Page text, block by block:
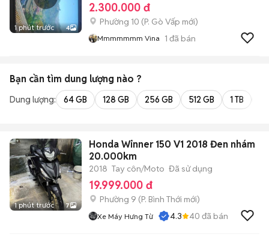
1 phút trước 4
2.300.000 đ
Phường 10 (P. Gò Vấp mới)
Mmmmmmm Vina 1 đã bán
Bạn cần tìm dung lượng nào ?
Dung lượng: 64 GB 128 GB 256 GB 512 GB 1 TB
1 phút trước 7
Honda Winner 150 V1 2018 Đen nhám
20.000km
2018 Tay côn/Moto Đã sử dụng
19.999.000 đ
Phường 9 (P. Bình Thới mới)
Xe Máy Hưng Từ 4.3 40 đã bán